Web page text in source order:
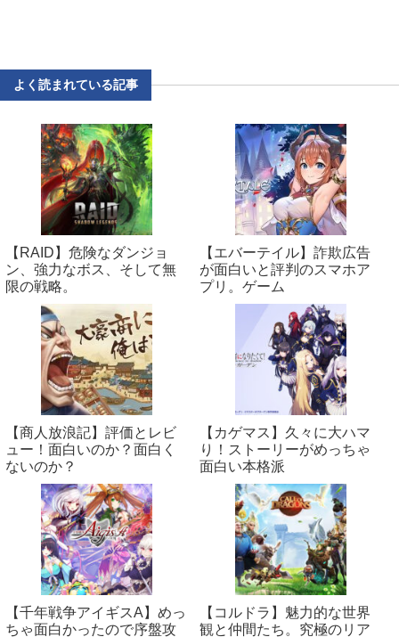
よく読まれている記事
【RAID】危険なダンジョ
ン、強力なボス、そして無
限の戦略。
【エバーテイル】詐欺広告
が面白いと評判のスマホア
プリ。ゲーム
【商人放浪‪記】評価とレビ
ュー！面白いのか？面白く
ないのか？
【カゲマス】久々に大ハマ
り！ストーリーがめっちゃ
面白い本格派
【千年戦争アイギスA】めっ
ちゃ面白かったので序盤攻
【コルドラ】魅力的な世界
観と仲間たち。究極のリア